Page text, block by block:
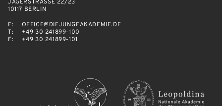
JÄGERSTRASSE 22/23
10117 BERLIN
E:
OFFICE@DIEJUNGEAKADEMIE.DE
T:
+49 30 241899-100
F:
+49 30 241899-101